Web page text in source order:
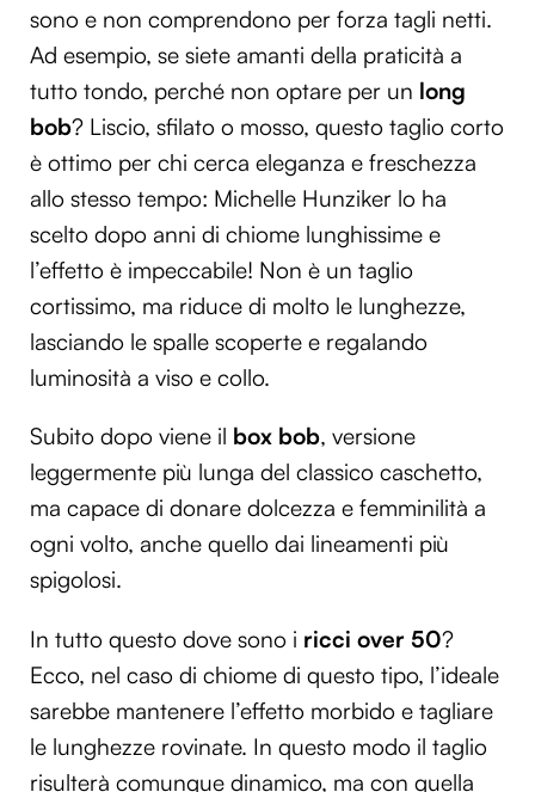
sono e non comprendono per forza tagli netti.
Ad esempio, se siete amanti della praticità a
tutto tondo, perché non optare per un long
bob? Liscio, sfilato o mosso, questo taglio corto
è ottimo per chi cerca eleganza e freschezza
allo stesso tempo: Michelle Hunziker lo ha
scelto dopo anni di chiome lunghissime e
l’effetto è impeccabile! Non è un taglio
cortissimo, ma riduce di molto le lunghezze,
lasciando le spalle scoperte e regalando
luminosità a viso e collo.
Subito dopo viene il box bob, versione
leggermente più lunga del classico caschetto,
ma capace di donare dolcezza e femminilità a
ogni volto, anche quello dai lineamenti più
spigolosi.
In tutto questo dove sono i ricci over 50?
Ecco, nel caso di chiome di questo tipo, l’ideale
sarebbe mantenere l’effetto morbido e tagliare
le lunghezze rovinate. In questo modo il taglio
risulterà comunque dinamico, ma con quella